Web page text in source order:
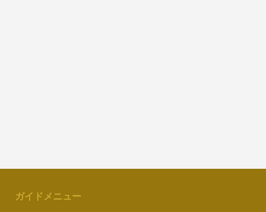
ガイドメニュー